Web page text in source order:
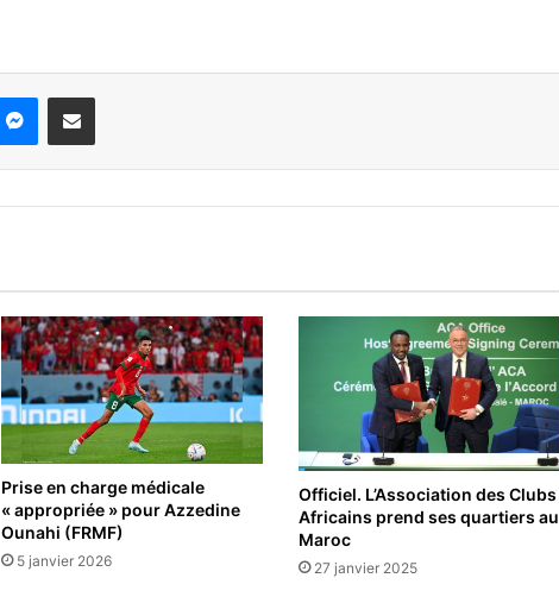
Prise en charge médicale
« appropriée » pour Azzedine
Ounahi (FRMF)
5 janvier 2026
Officiel. L’Association des Clubs
Africains prend ses quartiers au
Maroc
27 janvier 2025